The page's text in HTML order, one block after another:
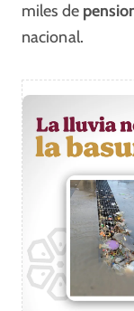
miles de
nacional.